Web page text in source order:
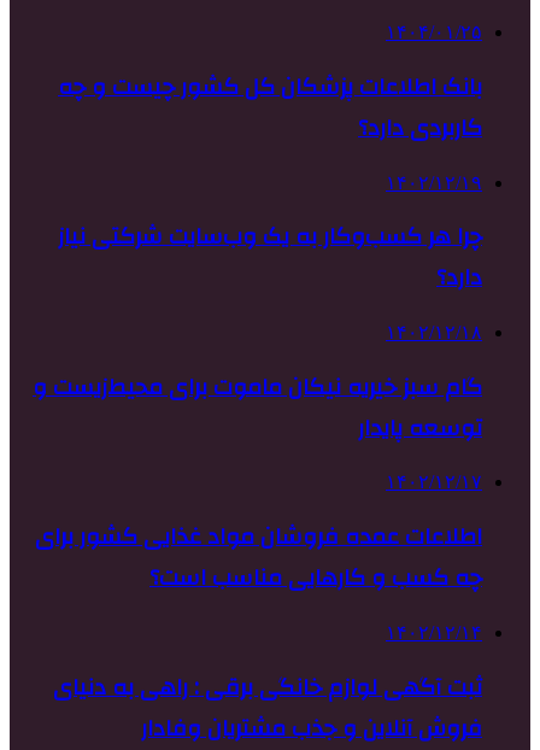
۱۴۰۴/۰۱/۲۵
بانک اطلاعات پزشکان کل کشور چیست و چه
کاربردی دارد؟
۱۴۰۲/۱۲/۱۹
چرا هر کسب‌وکار به یک وب‌سایت شرکتی نیاز
دارد؟
۱۴۰۲/۱۲/۱۸
گام سبز خیریه نیکان ماموت برای محیط‌زیست و
توسعه پایدار
۱۴۰۲/۱۲/۱۷
اطلاعات عمده فروشان مواد غذایی کشور برای
چه کسب و کارهایی مناسب است؟
۱۴۰۲/۱۲/۱۴
ثبت آگهی لوازم خانگی برقی : راهی به دنیای
فروش آنلاین و جذب مشتریان وفادار